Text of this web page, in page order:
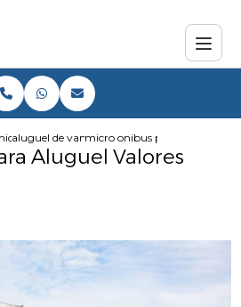
onibus
aluguel de vans e microonibus
micro onibus para aluguel
Aluguel Valores